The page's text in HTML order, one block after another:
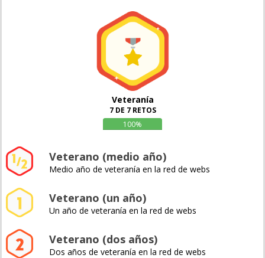
Veteranía
7 DE 7 RETOS
100%
Veterano (medio año)
Medio año de veteranía en la red de webs
Veterano (un año)
Un año de veteranía en la red de webs
Veterano (dos años)
Dos años de veteranía en la red de webs